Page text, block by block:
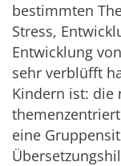
bestimmten
Stress,
Entwicklung
sehr verblüfft
Kindern ist: die
eine